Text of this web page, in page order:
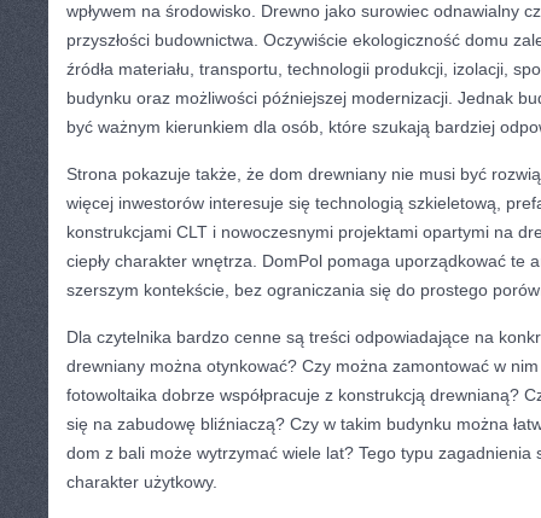
wpływem na środowisko. Drewno jako surowiec odnawialny
przyszłości budownictwa. Oczywiście ekologiczność domu
źródła materiału, transportu, technologii produkcji, izolacji,
budynku oraz możliwości późniejszej modernizacji. Jednak
być ważnym kierunkiem dla osób, które szukają bardziej
Strona pokazuje także, że dom drewniany nie musi być
więcej inwestorów interesuje się technologią szkieletową,
konstrukcjami CLT i nowoczesnymi projektami opartymi na
ciepły charakter wnętrza. DomPol pomaga uporządkować te
szerszym kontekście, bez ograniczania się do prostego
Dla czytelnika bardzo cenne są treści odpowiadające na
drewniany można otynkować? Czy można zamontować w
fotowoltaika dobrze współpracuje z konstrukcją drewnianą?
się na zabudowę bliźniaczą? Czy w takim budynku można
dom z bali może wytrzymać wiele lat? Tego typu zagadnienia
charakter użytkowy.